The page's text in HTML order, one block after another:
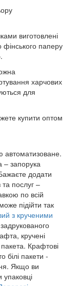
виготовлені
паперу
харчових
для
купити оптом
автоматизоване.
– запорука
додати
послуг –
по всій
підійти так
з крученими
кручені
пакета. Крафтові
білі пакети -
Якщо ви
упаковці